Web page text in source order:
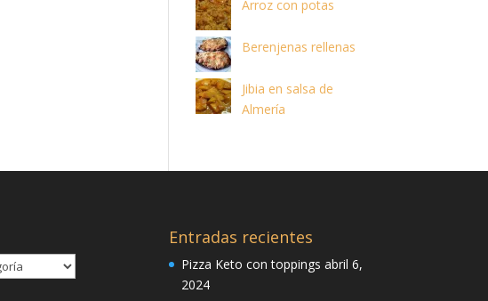
Arroz con potas
Berenjenas rellenas
Jibia en salsa de
Almería
Entradas recientes
Pizza Keto con toppings abril 6,
2024